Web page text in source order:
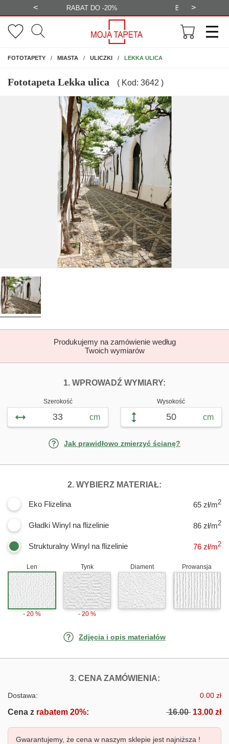
< BEZPŁATNA WIZUALIZACJA >
FOTOTAPETYNA ŚCIANĘ
MIASTA ULICZKI LEKKA ULICA
Fototapeta Lekka ulica ( Kod: 3642 )
Produkujemy na zamówienie według
Twoich wymiarów
1. WPROWADŹ WYMIARY:
Szerokość
cm
Wysokość
cm
Jak prawidłowo zmierzyć ścianę?
2. WYBIERZ MATERIAŁ:
Eko Flizelina 65 zł/m2
Gładki Winyl na flizelinie 86 zł/m2
Strukturalny Winyl na flizelinie 76 zł/m2
Len
- 20 %
Tynk
- 20 %
Diament Prowansja
Zdjęcia i opis materiałów
3. CENA ZAMÓWIENIA:FOTOTAPETY
Dostawa: 0.00 zł
Cena z rabatem 20%: 16.00 13.00 zł
Gwarantujemy, że cena w naszym sklepie jest najniższa !